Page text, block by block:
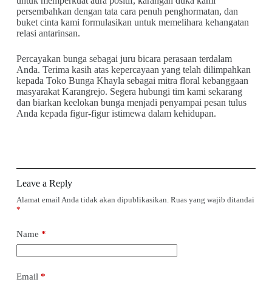
persembahkan dengan tata cara penuh penghormatan, dan
buket cinta kami formulasikan untuk memelihara kehangatan
relasi antarinsan.
Percayakan bunga sebagai juru bicara perasaan terdalam
Anda. Terima kasih atas kepercayaan yang telah dilimpahkan
kepada Toko Bunga Khayla sebagai mitra floral kebanggaan
masyarakat Karangrejo. Segera hubungi tim kami sekarang
dan biarkan keelokan bunga menjadi penyampai pesan tulus
Anda kepada figur-figur istimewa dalam kehidupan.
Leave a Reply
Alamat email Anda tidak akan dipublikasikan. Ruas yang wajib ditandai
*
Name *
Email *